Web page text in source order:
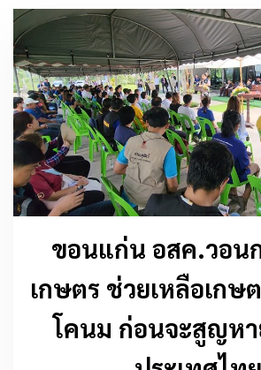
ขอนแก่น อสค.วอน
เกษตร ช่วยเหลือเกษ
โคนม ก่อนจะสูญหา